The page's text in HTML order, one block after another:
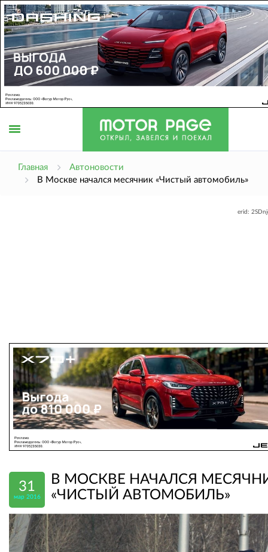
Главная
Автоновости
В Москве начался месячник «Чистый автомобиль»
erid:
31
мар 2016
В МОСКВЕ НАЧАЛСЯ
«ЧИСТЫЙ АВТОМОБИЛЬ»